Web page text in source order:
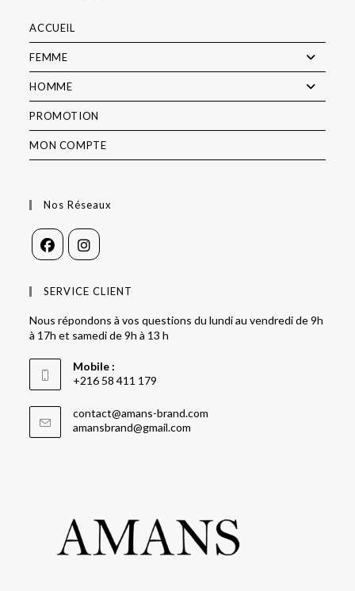
ACCUEIL
FEMME
HOMME
PROMOTION
MON COMPTE
Nos Réseaux
SERVICE CLIENT
Nous répondons à vos questions du lundi au vendredi de 9h
à 17h et samedi de 9h à 13 h
Mobile :
+216 58 411 179
contact@amans-brand.com
amansbrand@gmail.com